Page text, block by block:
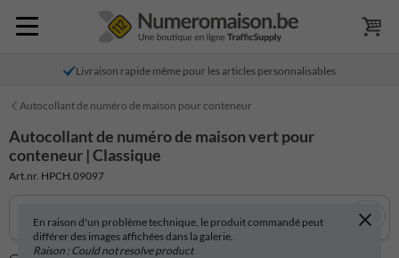
Livraison rapide même pour les articles personnalisables
Autocollant de numéro de maison pour conteneur
Autocollant de numéro de maison vert pour
conteneur | Classique
Art.nr. HPCH.09097
En raison d'un problème technique, le produit commandé peut
différer des images affichées dans la galerie.
Raison : Could not resolve product